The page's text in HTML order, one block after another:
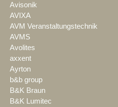
Avisonik
AVIXA
AVM Veranstaltungstechnik
AVMS
Avolites
axxent
Ayrton
b&b group
B&K Braun
B&K Lumitec